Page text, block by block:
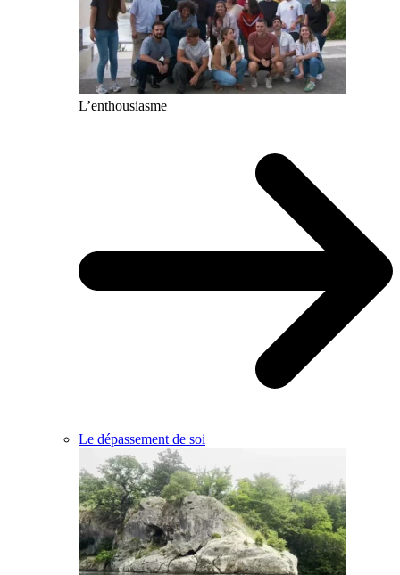
L’enthousiasme
Le dépassement de soi